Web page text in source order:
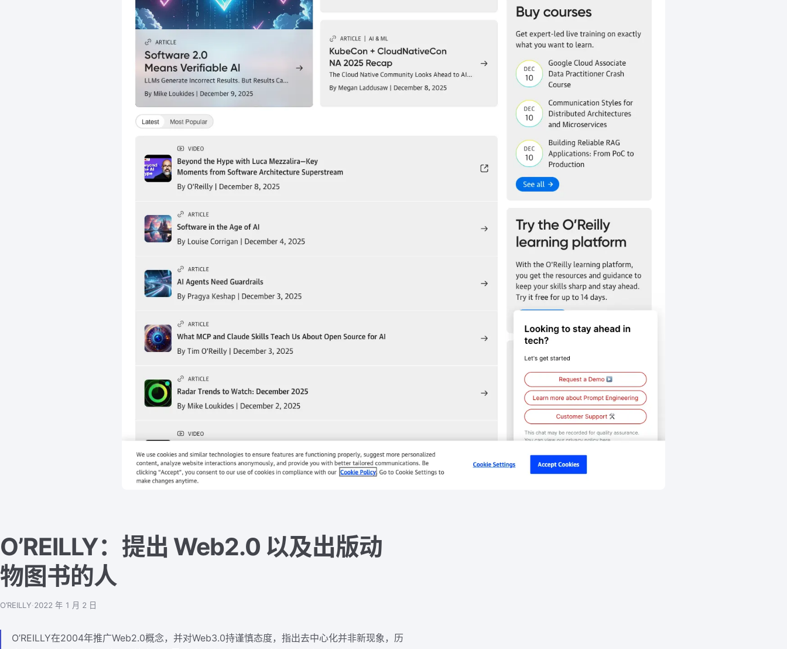
O’REILLY：提出 Web2.0 以及出版动
物图书的人
O’REILLY·2022 年 1 月 2 日
O’REILLY在2004年推广Web2.0概念，并对Web3.0持谨慎态度，指出去中心化并非新现象，历